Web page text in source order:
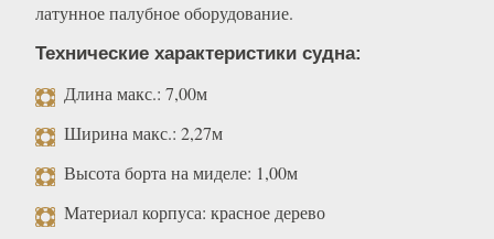
латунное палубное оборудование.
Технические характеристики судна:
Длина макс.: 7,00м
Ширина макс.: 2,27м
Высота борта на миделе: 1,00м
Материал корпуса: красное дерево